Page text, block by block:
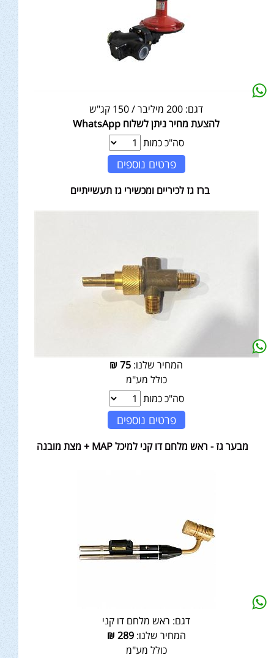
דגם: 200 מיליבר / 150 קג"ש
להצעת מחיר ניתן לשלוח WhatsApp
סה"כ כמות
פרטים נוספים
ברז גז לכיריים ומכשירי גז תעשייתיים
המחיר שלנו: 75
₪
כולל מע"מ
סה"כ כמות
פרטים נוספים
מבער גז - ראש מלחם דו קני למיכל MAP + מצת מובנה
דגם: ראש מלחם דו קני
המחיר שלנו:289
₪
כולל מע"מ